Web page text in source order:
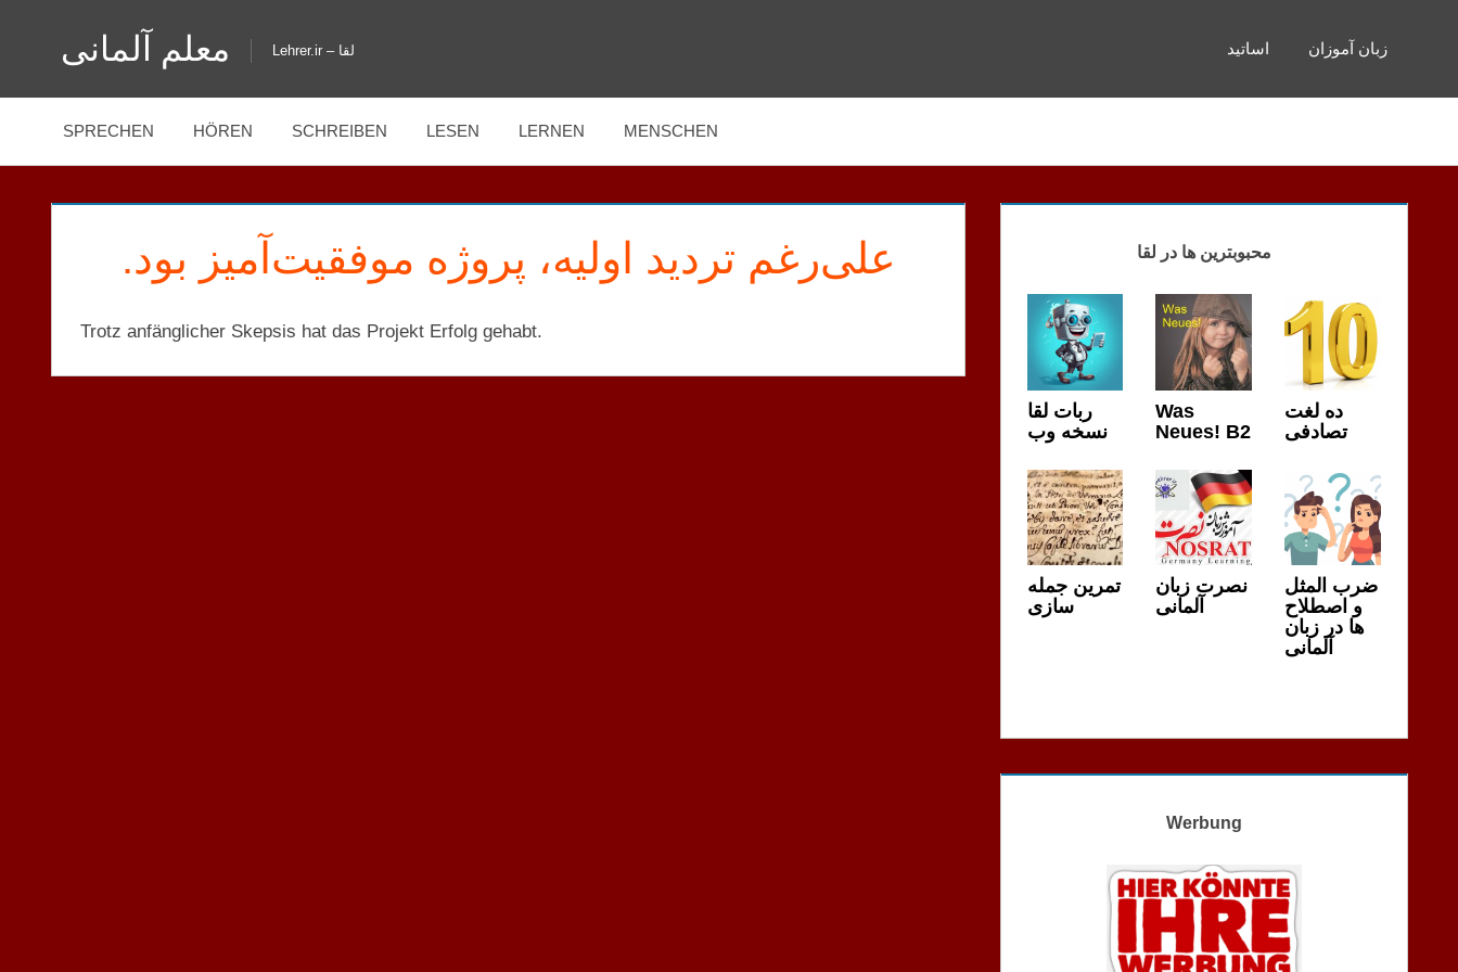
معلم آلمانی Lehrer.ir – لقا اساتید زبان آموزان
SPRECHEN HÖREN SCHREIBEN LESEN LERNEN MENSCHEN
علی‌رغم تردید اولیه‌، پروژه موفقیت‌آمیز بود.
Trotz anfänglicher Skepsis hat das Projekt Erfolg gehabt.
محبوبترین ها در لقا
ربات لقا
نسخه وب
Was
Neues! B2
ده لغت
تصادفی
تمرین جمله
سازی
نصرت زبان
آلمانی
ضرب المثل
و اصطلاح
ها در زبان
آلمانی
Werbung